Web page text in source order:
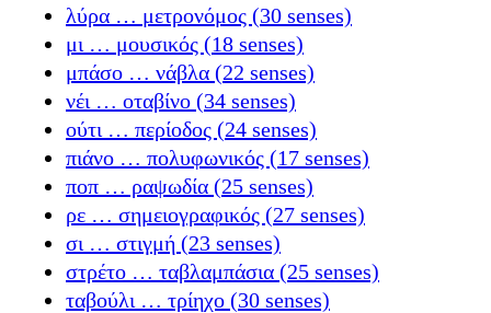
λύρα … μετρονόμος (30 senses)
μι … μουσικός (18 senses)
μπάσο … νάβλα (22 senses)
νέι … οταβίνο (34 senses)
ούτι … περίοδος (24 senses)
πιάνο … πολυφωνικός (17 senses)
ποπ … ραψωδία (25 senses)
ρε … σημειογραφικός (27 senses)
σι … στιγμή (23 senses)
στρέτο … ταβλαμπάσια (25 senses)
ταβούλι … τρίηχο (30 senses)